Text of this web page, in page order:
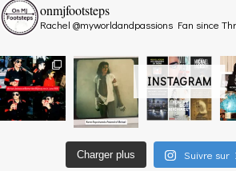
INSTAGRAM
onmjfootsteps
Rachel @myworldandpassions Fan since
Charger plus Suivre sur